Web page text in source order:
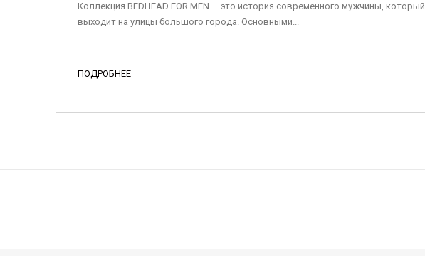
Коллекция BEDHEAD FOR MEN — это история современного мужчины, который
выходит на улицы большого города. Основными...
ПОДРОБНЕЕ